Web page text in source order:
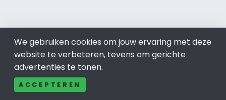
Bel ons: 085-04 10 177
Contact
Adverteren
Over ons
We gebruiken cookies om jouw ervaring met deze
website te verbeteren, tevens om gerichte
advertenties te tonen.
ACCEPTEREN